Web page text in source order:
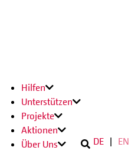
Hilfen
Unterstützen
Projekte
Aktionen
Über Uns
DE EN